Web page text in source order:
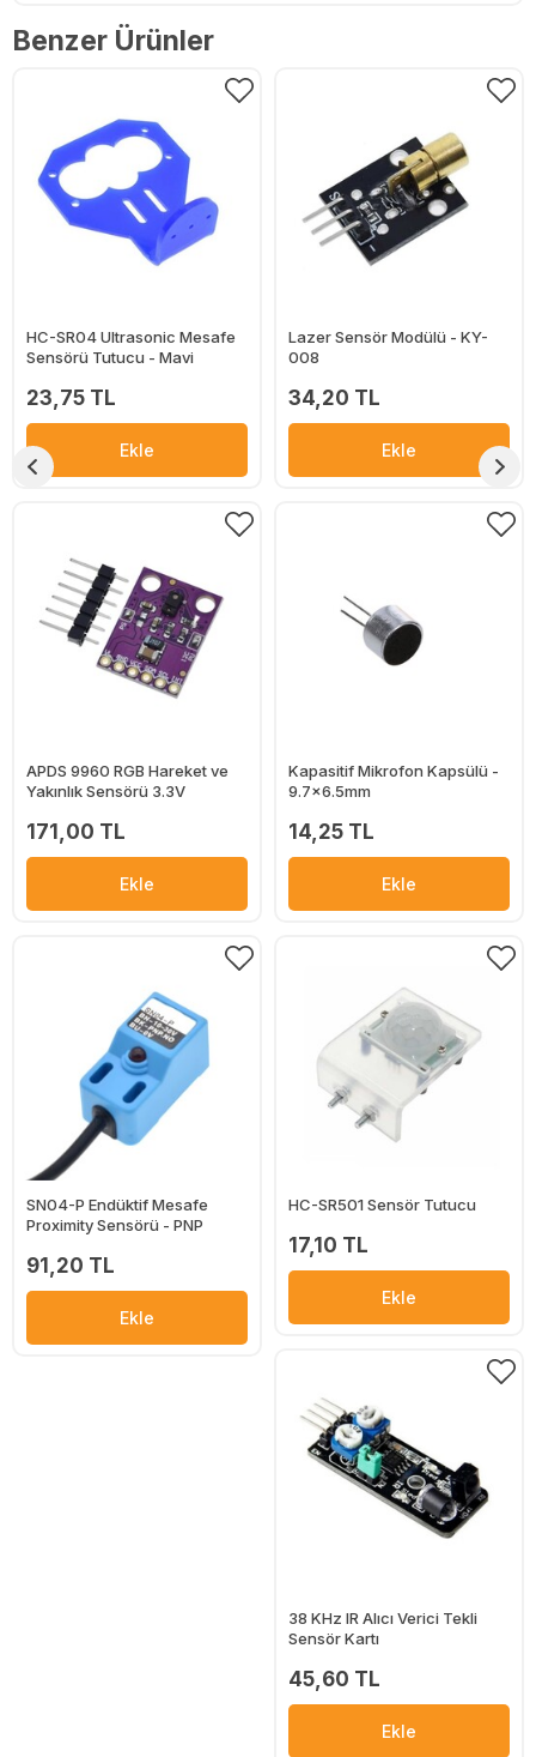
Benzer Ürünler
HC-SR04 Ultrasonic Mesafe
Sensörü Tutucu - Mavi
23,75 TL
Ekle
Lazer Sensör Modülü - KY-
008
34,20 TL
Ekle
APDS 9960 RGB Hareket ve
Yakınlık Sensörü 3.3V
171,00 TL
Ekle
Kapasitif Mikrofon Kapsülü -
9.7x6.5mm
14,25 TL
Ekle
SN04-P Endüktif Mesafe
Proximity Sensörü - PNP
91,20 TL
Ekle
HC-SR501 Sensör Tutucu
17,10 TL
Ekle
38 KHz IR Alıcı Verici Tekli
Sensör Kartı
45,60 TL
Ekle